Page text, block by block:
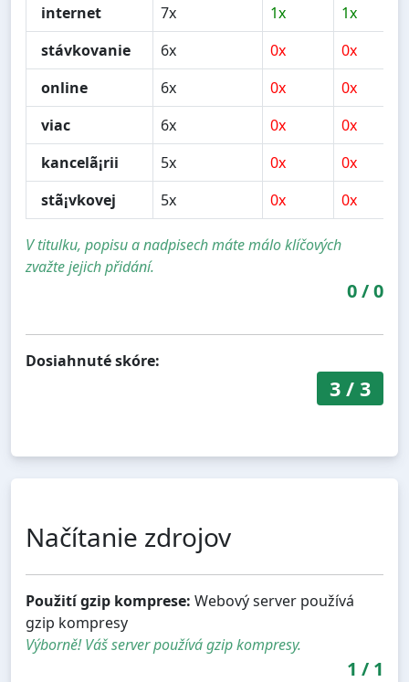
internet
7x 1x
1x
stávkovanie
6x 0x
0x
online
6x 0x
0x
viac
6x 0x
0x
kancelã¡rii
5x 0x
0x
stã¡vkovej
5x 0x 0x
V titulku, popisu a nadpisech máte málo klíčových
zvažte jejich přidání.
0/0
Dosiahnuté skóre:
3/ 3
Načítanie zdrojov
Použití gzip komprese: Webový server používá
gzip kompresy
Výborně! Váš server používá gzip kompresy.
1 / 1